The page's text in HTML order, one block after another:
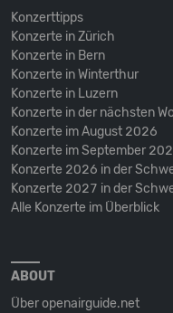
Konzerttipps
Konzerte in Zürich
Konzerte in Bern
Konzerte in Winterthur
Konzerte in Luzern
Konzerte in der nächsten
Konzerte im August 2026
Konzerte im September
Konzerte 2026 in der
Konzerte 2027 in der
Alle Konzerte im Überblick
ABOUT
Über openairguide.net